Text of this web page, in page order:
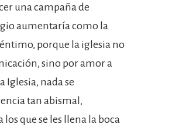
una campaña de
aumentaría como la
porque la iglesia no
sino por amor a
Iglesia, nada se
tan abismal,
que se les llena la boca